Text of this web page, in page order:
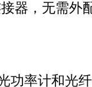
器，无需外
功率计和光